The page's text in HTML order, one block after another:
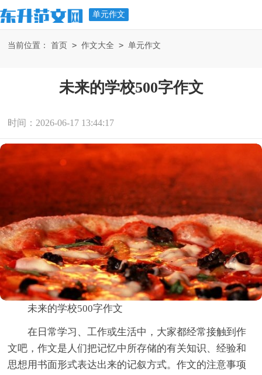
单元作文
当前位置： 首页 > 作文大全 > 单元作文
未来的学校500字作文
时间：2026-06-17 13:44:17
未来的学校500字作文
在日常学习、工作或生活中，大家都经常接触到作
文吧，作文是人们把记忆中所存储的有关知识、经验和
思想用书面形式表达出来的记叙方式。作文的注意事项